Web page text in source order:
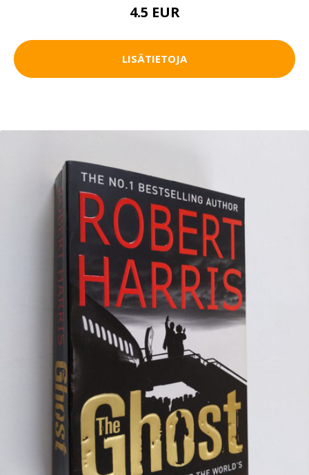
4.5 EUR
LISÄTIETOJA